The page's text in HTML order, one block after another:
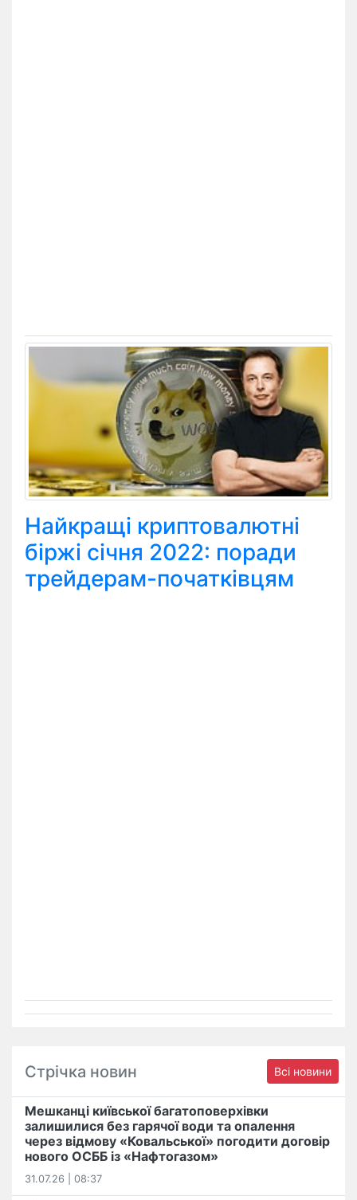
Найкращі криптовалютні
біржі січня 2022: поради
трейдерам-початківцям
Стрічка новин Всі новини
Мешканці київської багатоповерхівки
залишилися без гарячої води та опалення
через відмову «Ковальської» погодити договір
нового ОСББ із «Нафтогазом»
31.07.26 | 08:37